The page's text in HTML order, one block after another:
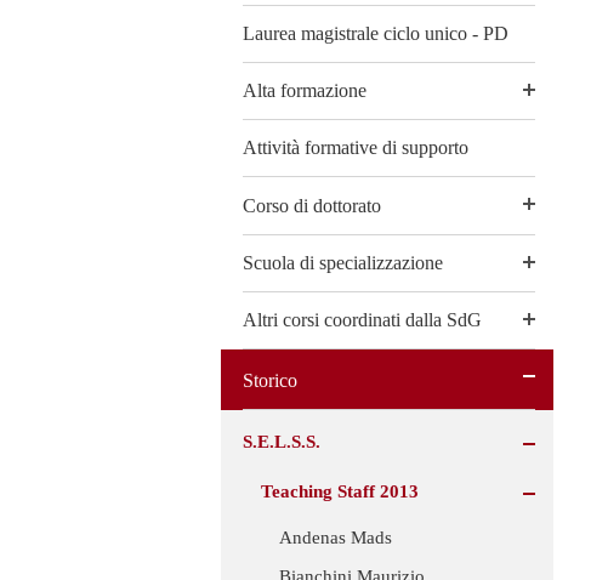
Laurea magistrale ciclo unico - PD
Alta formazione
Attività formative di supporto
Corso di dottorato
Scuola di specializzazione
Altri corsi coordinati dalla SdG
Storico
S.E.L.S.S.
Teaching Staff 2013
Andenas Mads